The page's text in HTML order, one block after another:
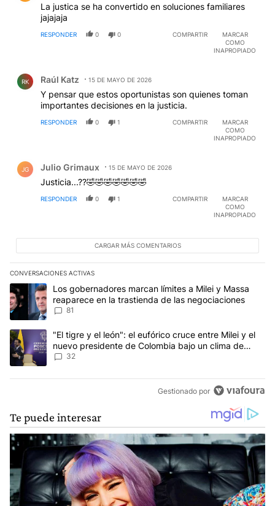
La justica se ha convertido en soluciones familiares
jajajaja
RESPONDER 0 0 COMPARTIR
MARCAR
COMO
INAPROPIADO
RK Raúl Katz 15 DE MAYO DE 2026
Y pensar que estos oportunistas son quienes toman
importantes decisiones en la justicia.
RESPONDER 0 1 COMPARTIR
MARCAR
COMO
INAPROPIADO
JG Julio Grimaux 15 DE MAYO DE 2026
Justicia...??🤣🤣🤣🤣🤣🤣🤣
RESPONDER 0 1 COMPARTIR
MARCAR
COMO
INAPROPIADO
CARGAR MÁS COMENTARIOS
CONVERSACIONES ACTIVAS
Este listado muestra los artículos con más comentarios en los
Un artículo de tendencia con el título "Los gobernadores marcan
Los gobernadores marcan límites a Milei y Massa
reaparece en la trastienda de las negociaciones
81
Un artículo de tendencia con el título ""El tigre y el león": el
"El tigre y el león": el eufórico cruce entre Milei y el
nuevo presidente de Colombia bajo un clima de
máxima tensión
32
Gestionado por